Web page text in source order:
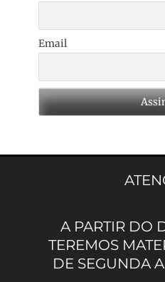
Email
A PARTIR DO
TEREMOS
DE SEGUNDA